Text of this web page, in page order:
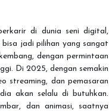
di dunia seni digital,
jadi pilihan yang sangat
dengan permintaan
Di 2025, dengan semakin
streaming, dan pemasaran
akan selalu di butuhkan.
dan animasi, saatnya